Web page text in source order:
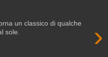
›
un classico di qualche
sole.